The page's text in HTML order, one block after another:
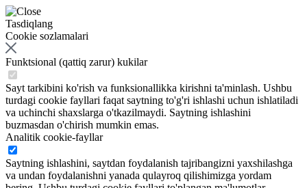
Tasdiqlang
Cookie sozlamalari
Funktsional (qattiq zarur) kukilar
Sayt tarkibini ko'rish va funksionallikka kirishni ta'minlash. Ushbu
turdagi cookie fayllari faqat saytning to'g'ri ishlashi uchun ishlatiladi
va uchinchi shaxslarga o'tkazilmaydi. Saytning ishlashini
buzmasdan o'chirish mumkin emas.
Analitik cookie-fayllar
Saytning ishlashini, saytdan foydalanish tajribangizni yaxshilashga
va undan foydalanishni yanada qulayroq qilishimizga yordam